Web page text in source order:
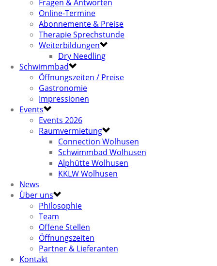
Fragen & Antworten
Online-Termine
Abonnemente & Preise
Therapie Sprechstunde
Weiterbildungen
Dry Needling
Schwimmbad
Öffnungszeiten / Preise
Gastronomie
Impressionen
Events
Events 2026
Raumvermietung
Connection Wolhusen
Schwimmbad Wolhusen
Alphütte Wolhusen
KKLW Wolhusen
News
Über uns
Philosophie
Team
Offene Stellen
Öffnungszeiten
Partner & Lieferanten
Kontakt